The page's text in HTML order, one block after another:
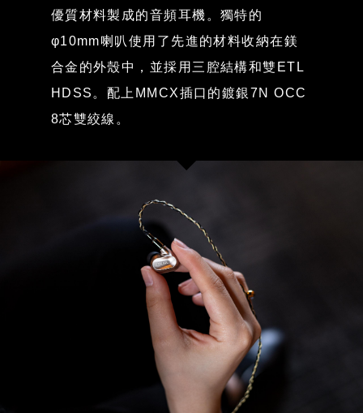
優質材料製成的音頻耳機。獨特的
φ10mm喇叭使用了先進的材料收納在鎂
合金的外殼中，並採用三腔結構和雙ETL
HDSS。配上MMCX插口的鍍銀7N OCC
8芯雙絞線。